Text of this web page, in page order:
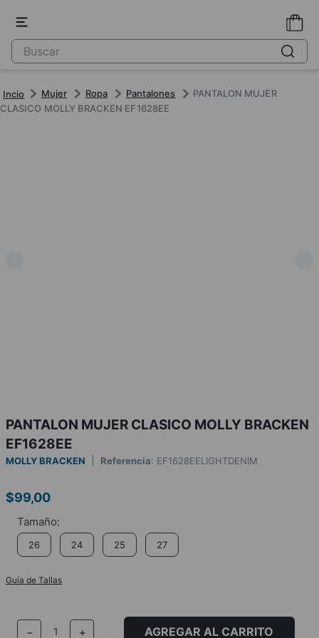
Mujer Ropa Pantalones
PANTALON MUJER
CLASICO MOLLY BRACKEN EF1628EE
PANTALON MUJER CLASICO MOLLY BRACKEN
EF1628EE
MOLLY BRACKEN Referencia: EF1628EELIGHTDENIM
$99,00
26 24 25 27
Guía de Tallas
＋
－ AGREGAR AL CARRITO